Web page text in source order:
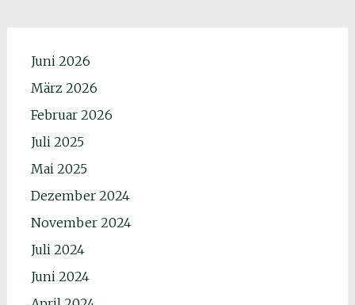
Juni 2026
März 2026
Februar 2026
Juli 2025
Mai 2025
Dezember 2024
November 2024
Juli 2024
Juni 2024